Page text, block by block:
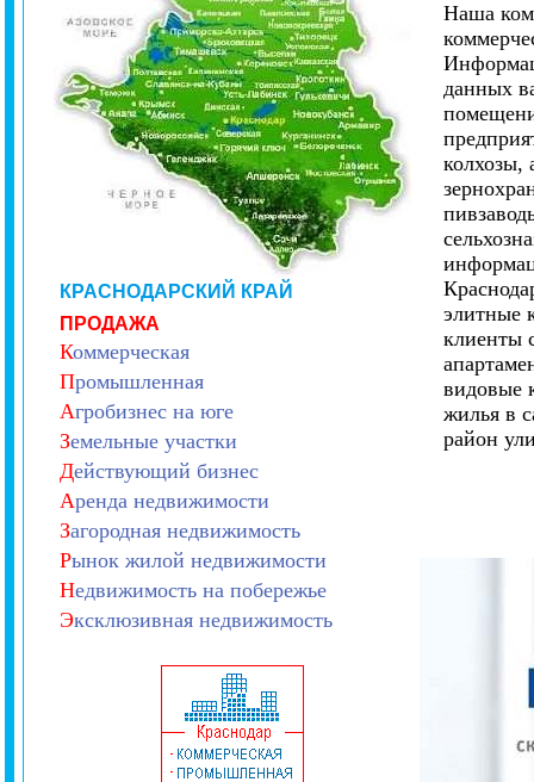
КРАСНОДАРСКИЙ КРАЙ
ПРОДАЖА
Коммерческая
Промышленная
Агробизнес на юге
Земельные участки
Действующий бизнес
Аренда недвижимости
Загородная недвижимость
Рынок жилой недвижимости
Недвижимость на побережье
Эксклюзивная недвижимость
Наша
данных
элитные
клиенты
видовые
жилья в
район